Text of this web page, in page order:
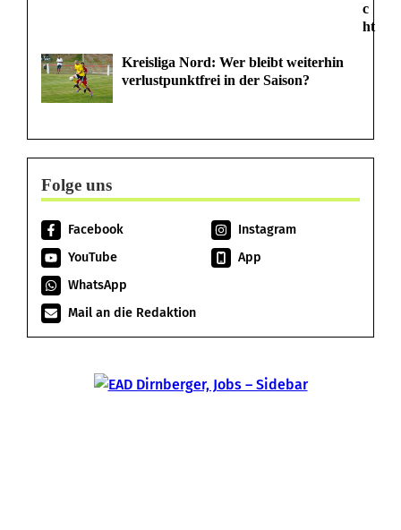
c
ht
Kreisliga Nord: Wer bleibt weiterhin
verlustpunktfrei in der Saison?
Folge uns
Facebook
Instagram
YouTube
App
WhatsApp
Mail an die Redaktion